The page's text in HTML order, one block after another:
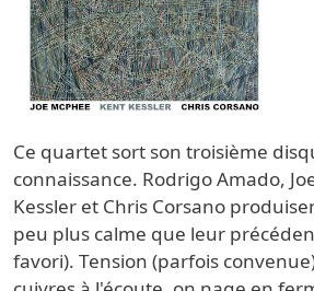
Ce quartet sort son troisième
connaissance. Rodrigo Amado,
Kessler et Chris Corsano
peu plus calme que leur
favori). Tension (parfois